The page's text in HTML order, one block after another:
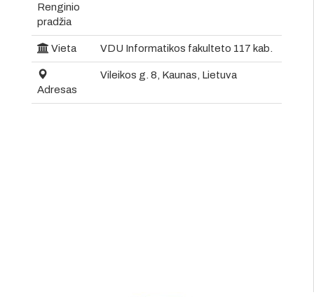
Renginio
pradžia
Vieta VDU Informatikos fakulteto 117 kab.
Adresas
Vileikos g. 8, Kaunas, Lietuva